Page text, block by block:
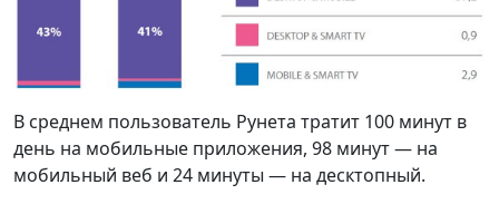
В среднем пользователь Рунета тратит 100 минут в
день на мобильные приложения, 98 минут — на
мобильный веб и 24 минуты — на десктопный.